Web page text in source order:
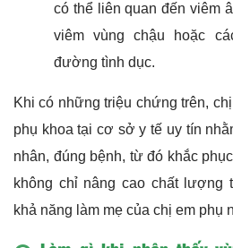
có thể liên quan đến viêm
viêm vùng chậu hoặc
đường tình dục.
Khi có những triệu chứng trên,
phụ khoa tại cơ sở y tế uy tín
nhân, đúng bệnh, từ đó khắc
không chỉ nâng cao chất lượng
khả năng làm mẹ của chị em phụ